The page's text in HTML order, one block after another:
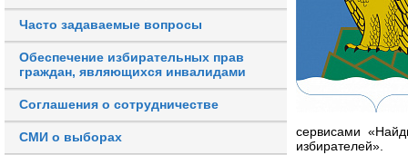
Часто задаваемые вопросы
Обеспечение избирательных прав
граждан, являющихся инвалидами
Соглашения о сотрудничестве
СМИ о выборах
сервисами
избирателей».